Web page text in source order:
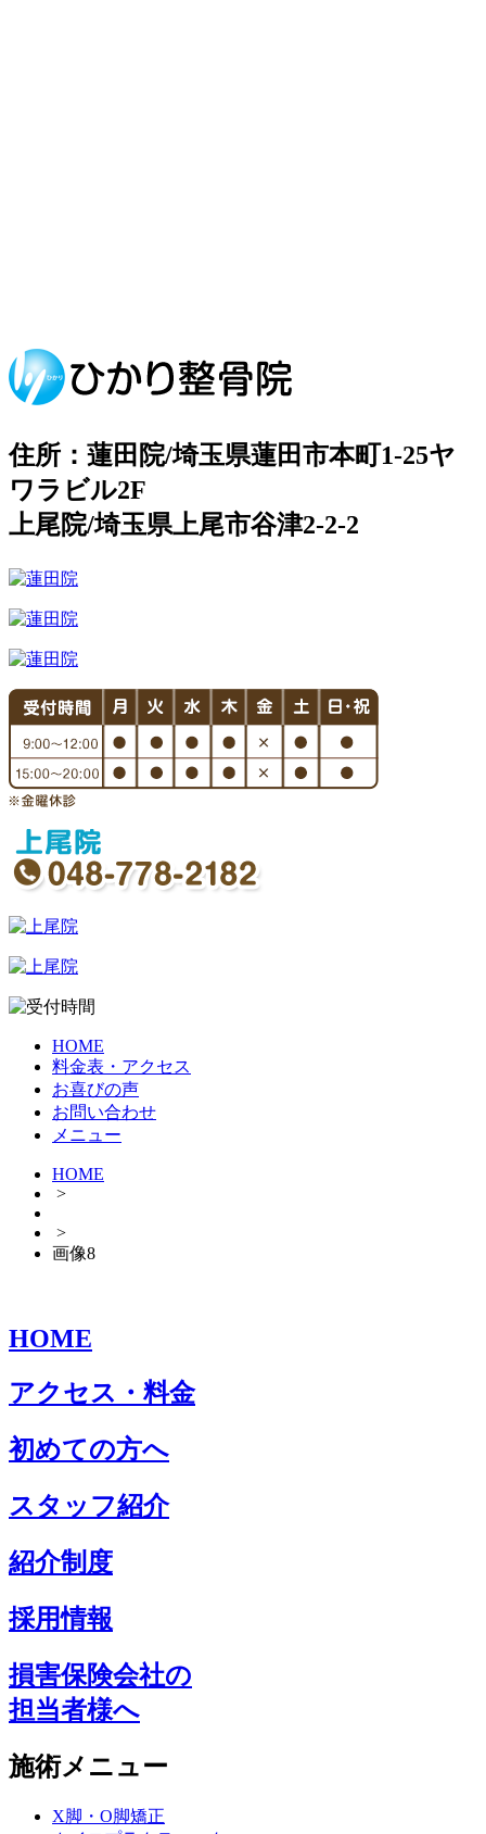
住所：蓮田院/埼玉県蓮田市本町1-25ヤ
ワラビル2F
上尾院/埼玉県上尾市谷津2-2-2
HOME
料金表・アクセス
お喜びの声
お問い合わせ
メニュー
HOME
>
>
画像8
HOME
アクセス・料金
初めての方へ
スタッフ紹介
紹介制度
採用情報
損害保険会社の
担当者様へ
施術メニュー
X脚・O脚矯正